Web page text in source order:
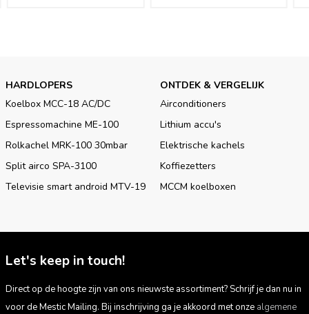
HARDLOPERS
Koelbox MCC-18 AC/DC
Espressomachine ME-100
Rolkachel MRK-100 30mbar
Split airco SPA-3100
Televisie smart android MTV-19
ONTDEK & VERGELIJK
Airconditioners
Lithium accu's
Elektrische kachels
Koffiezetters
MCCM koelboxen
Let's keep in touch!
Direct op de hoogte zijn van ons nieuwste assortiment? Schrijf je dan nu in
voor de Mestic Mailing. Bij inschrijving ga je akkoord met onze algemene